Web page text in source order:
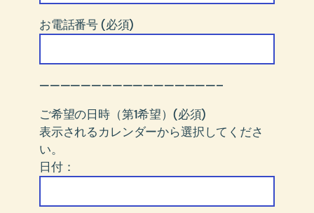
お電話番号 (必須)
—————————————————–
ご希望の日時（第1希望）(必須)
表示されるカレンダーから選択してくださ
い。
日付：